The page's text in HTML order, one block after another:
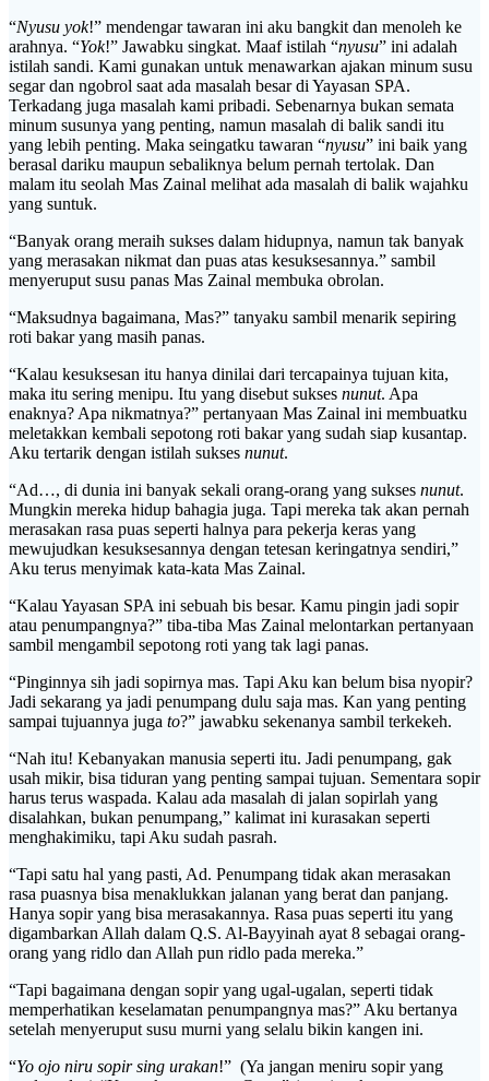
“Nyusu yok!” mendengar tawaran ini aku bangkit dan menoleh ke
arahnya. “Yok!” Jawabku singkat. Maaf istilah “nyusu” ini adalah
istilah sandi. Kami gunakan untuk menawarkan ajakan minum susu
segar dan ngobrol saat ada masalah besar di Yayasan SPA.
Terkadang juga masalah kami pribadi. Sebenarnya bukan semata
minum susunya yang penting, namun masalah di balik sandi itu
yang lebih penting. Maka seingatku tawaran “nyusu” ini baik yang
berasal dariku maupun sebaliknya belum pernah tertolak. Dan
malam itu seolah Mas Zainal melihat ada masalah di balik wajahku
yang suntuk.
“Banyak orang meraih sukses dalam hidupnya, namun tak banyak
yang merasakan nikmat dan puas atas kesuksesannya.” sambil
menyeruput susu panas Mas Zainal membuka obrolan.
“Maksudnya bagaimana, Mas?” tanyaku sambil menarik sepiring
roti bakar yang masih panas.
“Kalau kesuksesan itu hanya dinilai dari tercapainya tujuan kita,
maka itu sering menipu. Itu yang disebut sukses nunut. Apa
enaknya? Apa nikmatnya?” pertanyaan Mas Zainal ini membuatku
meletakkan kembali sepotong roti bakar yang sudah siap kusantap.
Aku tertarik dengan istilah sukses nunut.
“Ad…, di dunia ini banyak sekali orang-orang yang sukses nunut.
Mungkin mereka hidup bahagia juga. Tapi mereka tak akan pernah
merasakan rasa puas seperti halnya para pekerja keras yang
mewujudkan kesuksesannya dengan tetesan keringatnya sendiri,”
Aku terus menyimak kata-kata Mas Zainal.
“Kalau Yayasan SPA ini sebuah bis besar. Kamu pingin jadi sopir
atau penumpangnya?” tiba-tiba Mas Zainal melontarkan pertanyaan
sambil mengambil sepotong roti yang tak lagi panas.
“Pinginnya sih jadi sopirnya mas. Tapi Aku kan belum bisa nyopir?
Jadi sekarang ya jadi penumpang dulu saja mas. Kan yang penting
sampai tujuannya juga to?” jawabku sekenanya sambil terkekeh.
“Nah itu! Kebanyakan manusia seperti itu. Jadi penumpang, gak
usah mikir, bisa tiduran yang penting sampai tujuan. Sementara sopir
harus terus waspada. Kalau ada masalah di jalan sopirlah yang
disalahkan, bukan penumpang,” kalimat ini kurasakan seperti
menghakimiku, tapi Aku sudah pasrah.
“Tapi satu hal yang pasti, Ad. Penumpang tidak akan merasakan
rasa puasnya bisa menaklukkan jalanan yang berat dan panjang.
Hanya sopir yang bisa merasakannya. Rasa puas seperti itu yang
digambarkan Allah dalam Q.S. Al-Bayyinah ayat 8 sebagai orang-
orang yang ridlo dan Allah pun ridlo pada mereka.”
“Tapi bagaimana dengan sopir yang ugal-ugalan, seperti tidak
memperhatikan keselamatan penumpangnya mas?” Aku bertanya
setelah menyeruput susu murni yang selalu bikin kangen ini.
“Yo ojo niru sopir sing urakan!” (Ya jangan meniru sopir yang